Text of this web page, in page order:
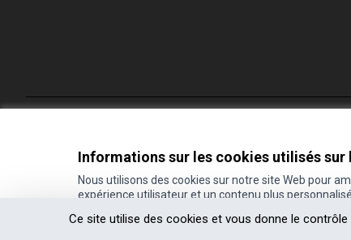
Ce site utilise des cookies et vous donne le
Informations sur les cookies utilisés sur
Nous utilisons des cookies sur notre site Web pour
expérience utilisateur et un contenu plus
(Lien externe)
Site réalisé grâce aulogiciel libre Decidim
(Lien externe)
.